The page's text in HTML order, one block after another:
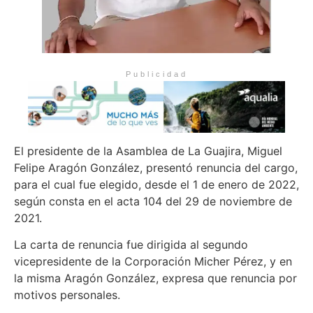
Publicidad
El presidente de la Asamblea de La Guajira, Miguel
Felipe Aragón González, presentó renuncia del cargo,
para el cual fue elegido, desde el 1 de enero de 2022,
según consta en el acta 104 del 29 de noviembre de
2021.
La carta de renuncia fue dirigida al segundo
vicepresidente de la Corporación Micher Pérez, y en
la misma Aragón González, expresa que renuncia por
motivos personales.